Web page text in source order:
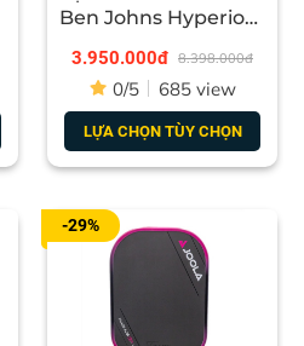
Ben Johns Hyperion
3.950.000đ 8.398.000đ
0/5 685 view
LỰA CHỌN TÙY CHỌN
-29%